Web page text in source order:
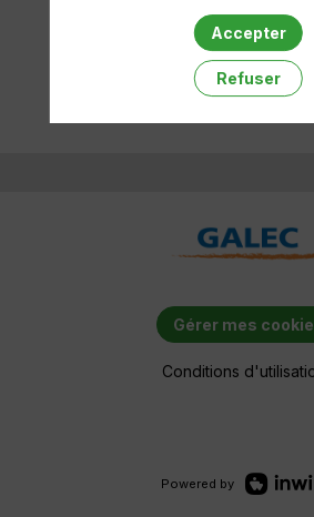
Effacer
Gérer mes
Conditions
Powered by
Accepter
Refuser